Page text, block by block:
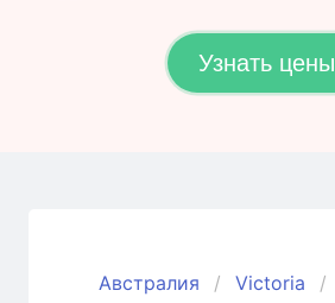
Узнать цены
Австралия Victoria